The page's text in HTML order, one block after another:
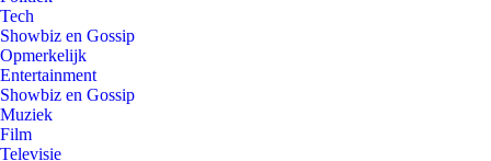
Tech
Showbiz en Gossip
Opmerkelijk
Entertainment
Showbiz en Gossip
Muziek
Film
Televisie